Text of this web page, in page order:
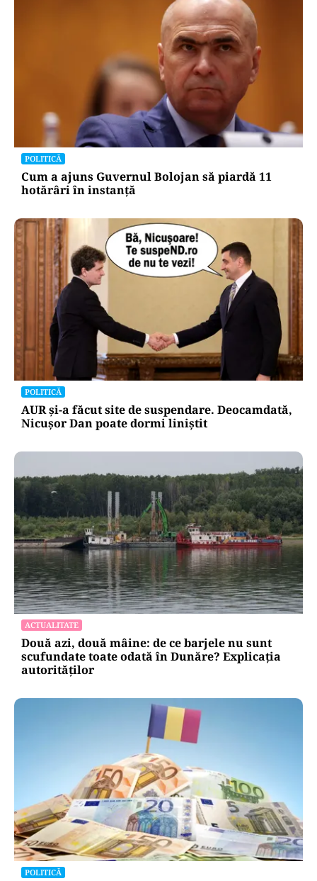
POLITICĂ
Cum a ajuns Guvernul Bolojan să piardă 11
hotărâri în instanță
POLITICĂ
AUR și-a făcut site de suspendare. Deocamdată,
Nicușor Dan poate dormi liniștit
ACTUALITATE
Două azi, două mâine: de ce barjele nu sunt
scufundate toate odată în Dunăre? Explicația
autorităților
POLITICĂ